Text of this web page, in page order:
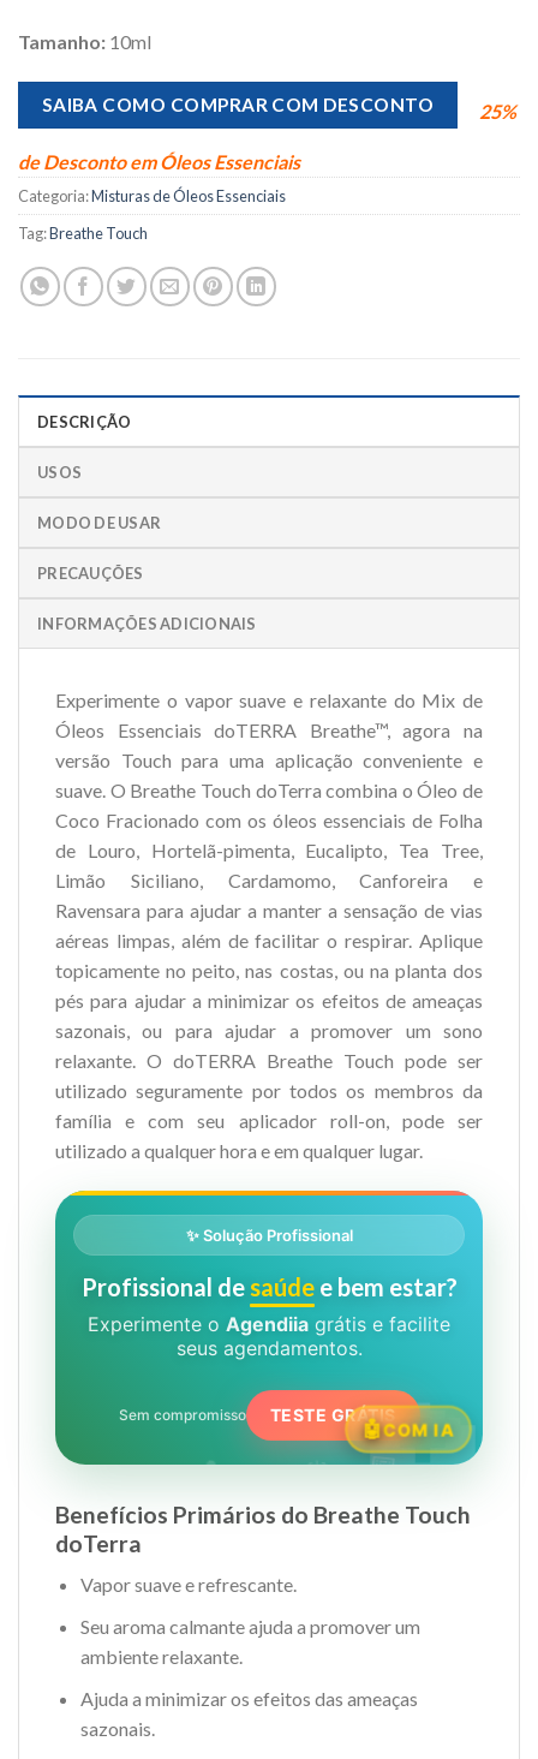
Tamanho: 10ml
SAIBA COMO COMPRAR COM DESCONTO 25%
de Desconto em Óleos Essenciais
Categoria:Misturas de Óleos Essenciais
Tag:Breathe Touch
DESCRIÇÃO
USOS
MODO DE USAR
PRECAUÇÕES
INFORMAÇÕES ADICIONAIS
Experimente o vapor suave e relaxante do Mix de
Óleos Essenciais doTERRA Breathe™, agora na
versão Touch para uma aplicação conveniente e
suave. O Breathe Touch doTerra combina o Óleo de
Coco Fracionado com os óleos essenciais de Folha
de Louro, Hortelã-pimenta, Eucalipto, Tea Tree,
Limão Siciliano, Cardamomo, Canforeira e
Ravensara para ajudar a manter a sensação de vias
aéreas limpas, além de facilitar o respirar. Aplique
topicamente no peito, nas costas, ou na planta dos
pés para ajudar a minimizar os efeitos de ameaças
sazonais, ou para ajudar a promover um sono
relaxante. O doTERRA Breathe Touch pode ser
utilizado seguramente por todos os membros da
família e com seu aplicador roll-on, pode ser
utilizado a qualquer hora e em qualquer lugar.
COM IA
✨ Solução Profissional
Profissional desaúdee bem estar?
Experimente o Agendiia grátis e facilite
seus agendamentos.
Sem compromisso TESTE GRÁTIS🏥
📅
⏰
💊
Benefícios Primários do Breathe Touch
doTerra
Vapor suave e refrescante.
Seu aroma calmante ajuda a promover um
ambiente relaxante.
Ajuda a minimizar os efeitos das ameaças
sazonais.